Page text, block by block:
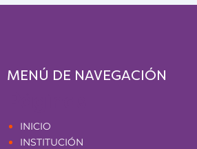
MENÚ DE NAVEGACIÓN
INICIO
INSTITUCIÓN